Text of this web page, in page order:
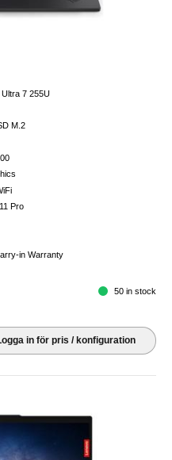
7 255U
M.2
Pro
in Warranty
50 in stock
in för pris / konfiguration